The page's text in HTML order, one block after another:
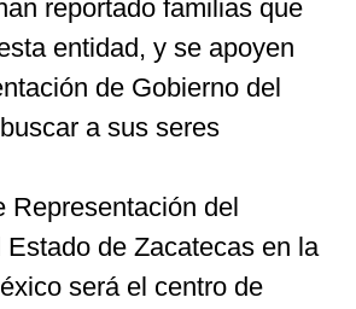
reportado familias que
entidad, y se apoyen
de Gobierno del
a sus seres
Representación del
Estado de Zacatecas en la
será el centro de